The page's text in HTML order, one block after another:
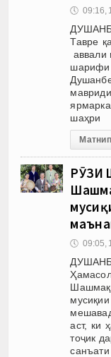
🕔 09:16,
Тавре
аввали
шаҳри
Матни
РӮЗИ
🕔 09:05,
аст, ки
тоҷик